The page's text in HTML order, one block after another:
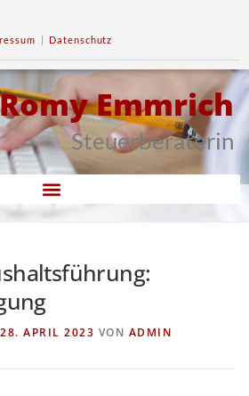
| Datenschutz
Romy Emmrich
Steuerberaterin
28. APRIL 2023 VON ADMIN